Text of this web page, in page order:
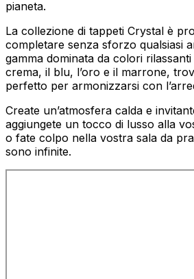
pianeta.
La collezione di tappeti Crystal è
completare senza sforzo qualsiasi
gamma dominata da colori
crema, il blu, l’oro e il marrone,
perfetto per armonizzarsi con
Create un’atmosfera calda e
aggiungete un tocco di lusso alla
o fate colpo nella vostra sala da
sono infinite.